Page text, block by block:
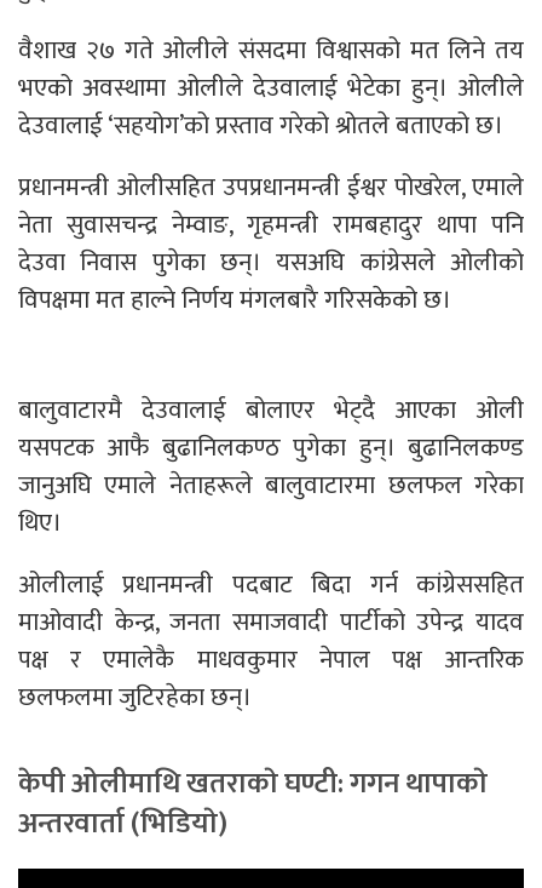
वैशाख २७ गते ओलीले संसदमा विश्वासको मत लिने तय
भएको अवस्थामा ओलीले देउवालाई भेटेका हुन्। ओलीले
देउवालाई ‘सहयोग’को प्रस्ताव गरेको श्रोतले बताएको छ।
प्रधानमन्त्री ओलीसहित उपप्रधानमन्त्री ईश्वर पोखरेल, एमाले
नेता सुवासचन्द्र नेम्वाङ, गृहमन्त्री रामबहादुर थापा पनि
देउवा निवास पुगेका छन्। यसअघि कांग्रेसले अ‍ोलीको
विपक्षमा मत हाल्ने निर्णय मंगलबारै गरिसकेको छ।
बालुवाटारमै देउवालाई बोलाएर भेट्दै आएका ओली
यसपटक आफै बुढानिलकण्ठ पुगेका हुन्। बुढानिलकण्ड
जानुअघि एमाले नेताहरूले बालुवाटारमा छलफल गरेका
थिए।
ओलीलाई प्रधानमन्त्री पदबाट बिदा गर्न कांग्रेससहित
माओवादी केन्द्र, जनता समाजवादी पार्टीको उपेन्द्र यादव
पक्ष र एमालेकै माधवकुमार नेपाल पक्ष आन्तरिक
छलफलमा जुटिरहेका छन्।
केपी ओलीमाथि खतराकाे घण्टी: गगन थापाकाे
अन्तरवार्ता (भिडियाे)